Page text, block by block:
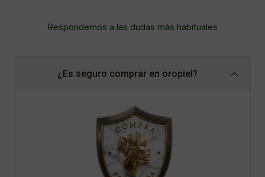
Respondemos a las dudas más habituales
¿Es seguro comprar en oropiel?